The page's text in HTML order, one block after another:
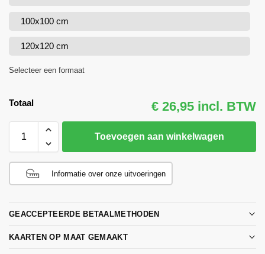
100x100 cm
120x120 cm
Selecteer een formaat
Totaal € 26,95 incl. BTW
Toevoegen aan winkelwagen
Informatie over onze uitvoeringen
GEACCEPTEERDE BETAALMETHODEN
KAARTEN OP MAAT GEMAAKT